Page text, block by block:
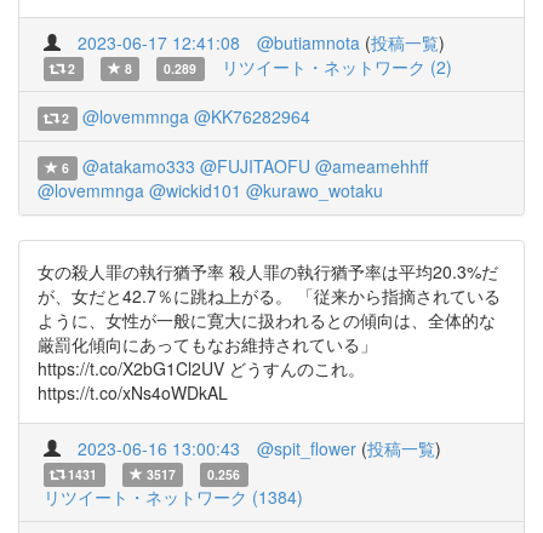
2023-06-17 12:41:08 @butiamnota (投稿一覧)
2 8 0.289 リツイート・ネットワーク (2)
2 @lovemmnga @KK76282964
6 @atakamo333 @FUJITAOFU @ameamehhff
@lovemmnga @wickid101 @kurawo_wotaku
女の殺人罪の執行猶予率 殺人罪の執行猶予率は平均20.3%だ
が、女だと42.7％に跳ね上がる。 「従来から指摘されている
ように、女性が一般に寛大に扱われるとの傾向は、全体的な
厳罰化傾向にあってもなお維持されている」
https://t.co/X2bG1Cl2UV どうすんのこれ。
https://t.co/xNs4oWDkAL
2023-06-16 13:00:43 @spit_flower (投稿一覧)
1431 3517 0.256
リツイート・ネットワーク (1384)